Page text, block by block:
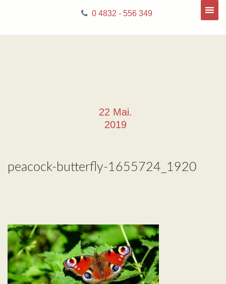
0 4832 - 556 349
22 Mai.
2019
peacock-butterfly-1655724_1920